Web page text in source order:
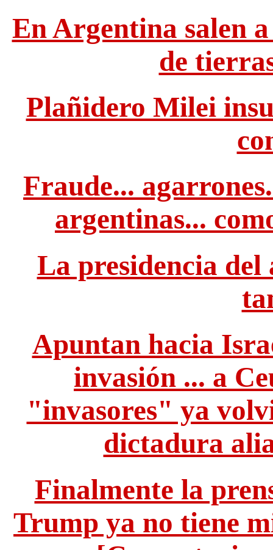
En Argentina salen
de
Plañidero Milei
Fraude...
argentinas...
La presidencia
Apuntan hacia
invasión ... a
"invasores" ya
dictadura
Finalmente la
Trump ya no tiene